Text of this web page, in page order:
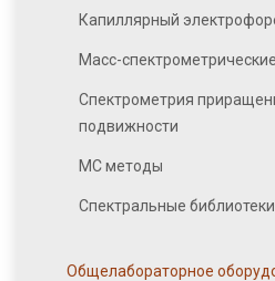
Капиллярный
Масс-
Спектрометрия
подвижности
МС методы
Спектральные библиотеки
Общелабораторное